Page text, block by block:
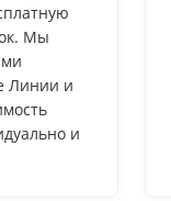
Мы
Линии и
и